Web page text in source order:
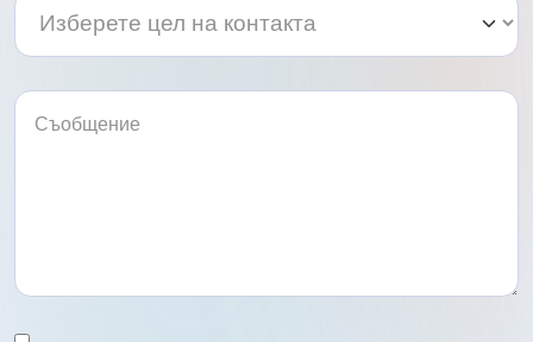
цел
на
Изберете
цел
контакта